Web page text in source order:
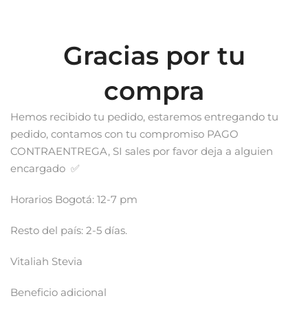
Gracias por tu
compra
Hemos recibido tu pedido, estaremos entregando tu
pedido, contamos con tu compromiso PAGO
CONTRAENTREGA, SI sales por favor deja a alguien
encargado ✅
Horarios Bogotá: 12-7 pm
Resto del país: 2-5 días.
Vitaliah Stevia
Beneficio adicional